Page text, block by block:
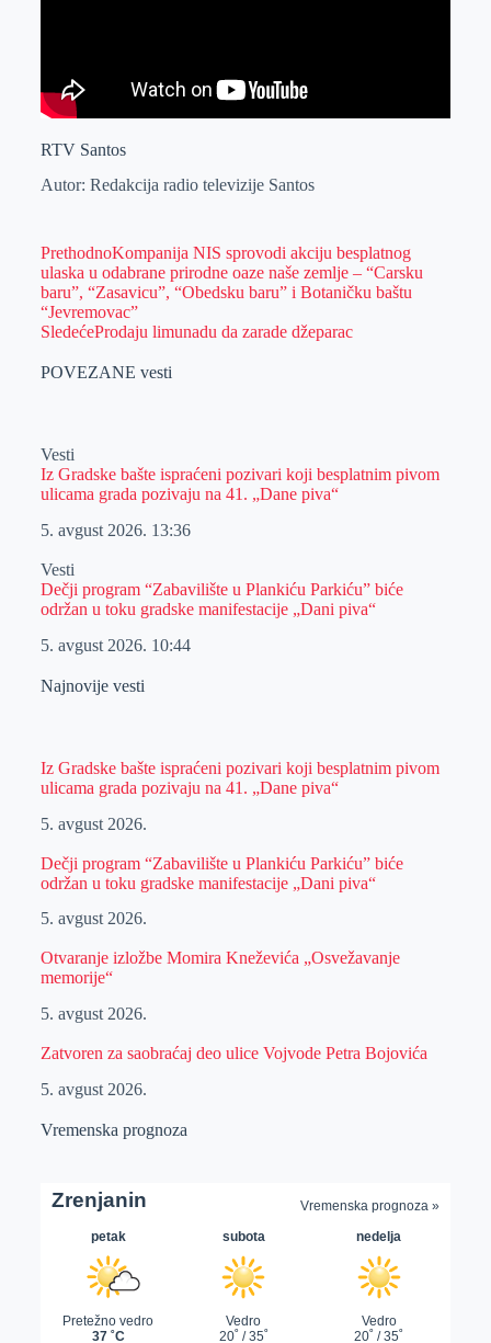
RTV Santos
Autor: Redakcija radio televizije Santos
PrethodnoKompanija NIS sprovodi akciju besplatnog
ulaska u odabrane prirodne oaze naše zemlje – “Carsku
baru”, “Zasavicu”, “Obedsku baru” i Botaničku baštu
“Jevremovac”
SledećeProdaju limunadu da zarade džeparac
POVEZANE vesti
Vesti
Iz Gradske bašte ispraćeni pozivari koji besplatnim pivom
ulicama grada pozivaju na 41. „Dane piva“
5. avgust 2026. 13:36
Vesti
Dečji program “Zabavilište u Plankiću Parkiću” biće
održan u toku gradske manifestacije „Dani piva“
5. avgust 2026. 10:44
Najnovije vesti
Iz Gradske bašte ispraćeni pozivari koji besplatnim pivom
ulicama grada pozivaju na 41. „Dane piva“
5. avgust 2026.
Dečji program “Zabavilište u Plankiću Parkiću” biće
održan u toku gradske manifestacije „Dani piva“
5. avgust 2026.
Otvaranje izložbe Momira Kneževića „Osvežavanje
memorije“
5. avgust 2026.
Zatvoren za saobraćaj deo ulice Vojvode Petra Bojovića
5. avgust 2026.
Vremenska prognoza